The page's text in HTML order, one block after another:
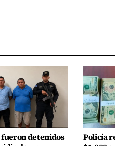
fueron detenidos
Policía